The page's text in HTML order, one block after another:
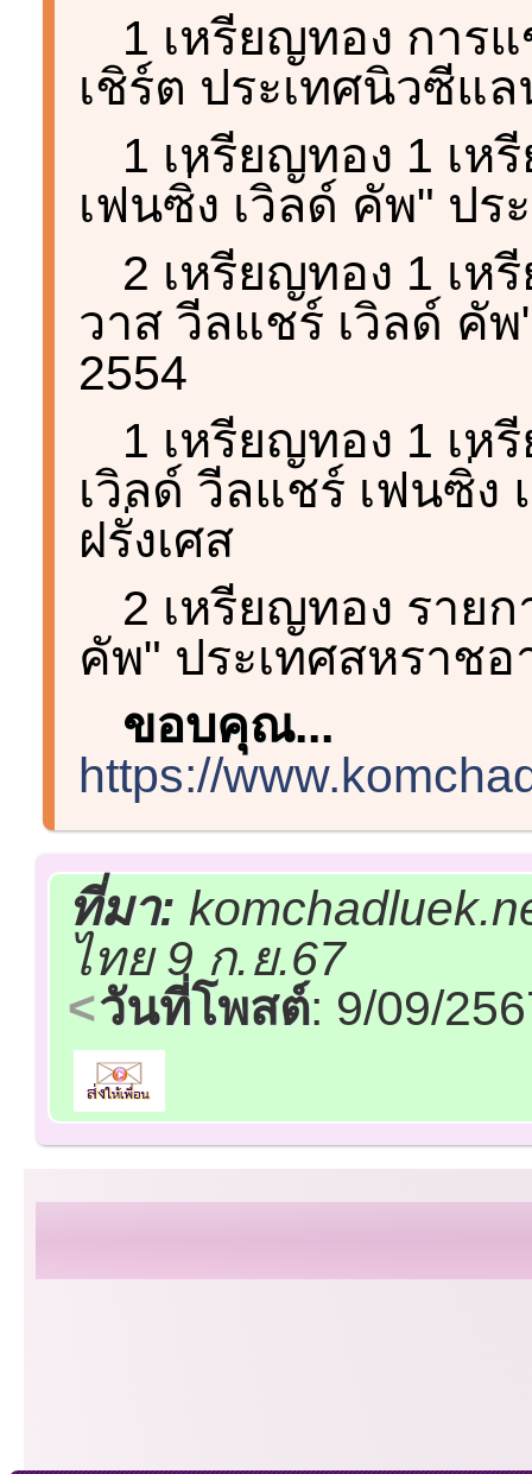
1 เหรียญทอง การ
เชิร์ต ประเทศนิวซีแ
1 เหรียญทอง 1 เห
เฟนซิ่ง เวิลด์ คัพ" ปร
2 เหรียญทอง 1 เห
วาส วีลแชร์ เวิลด์ คั
2554
1 เหรียญทอง 1 เห
เวิลด์ วีลแชร์ เฟนซิ่ง
ฝรั่งเศส
2 เหรียญทอง ราย
คัพ" ประเทศสหราช
ขอบคุณ...
https://
ที่มา:
ไทย 9 ก.ย.67
วันที่โพสต์: 9/09/